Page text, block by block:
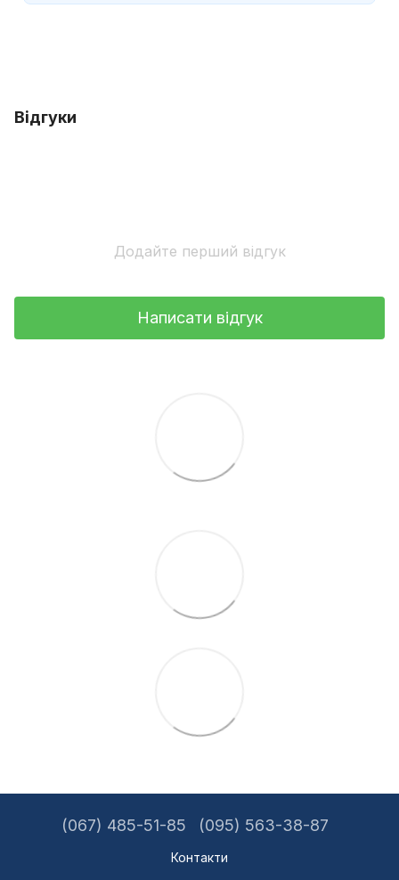
Відгуки
Додайте перший відгук
Написати відгук
(067) 485-51-85 (095) 563-38-87
Контакти